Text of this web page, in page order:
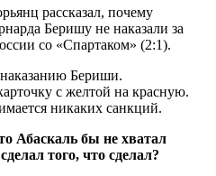
рассказал, почему
Беришу не наказали за
со «Спартаком» (2:1).
Бериши.
с желтой на красную.
никаких санкций.
Абаскаль бы не хватал
того, что сделал?